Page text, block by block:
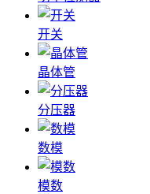
开关
晶体管
分压器
数模
模数